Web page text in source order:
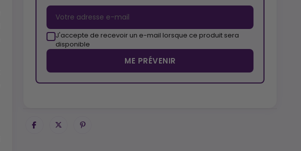
J'accepte de recevoir un e-mail lorsque ce produit sera
disponible
ME PRÉVENIR